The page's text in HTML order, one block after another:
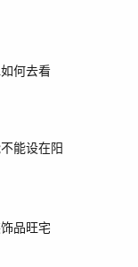
何去看
能设在阳
品旺宅